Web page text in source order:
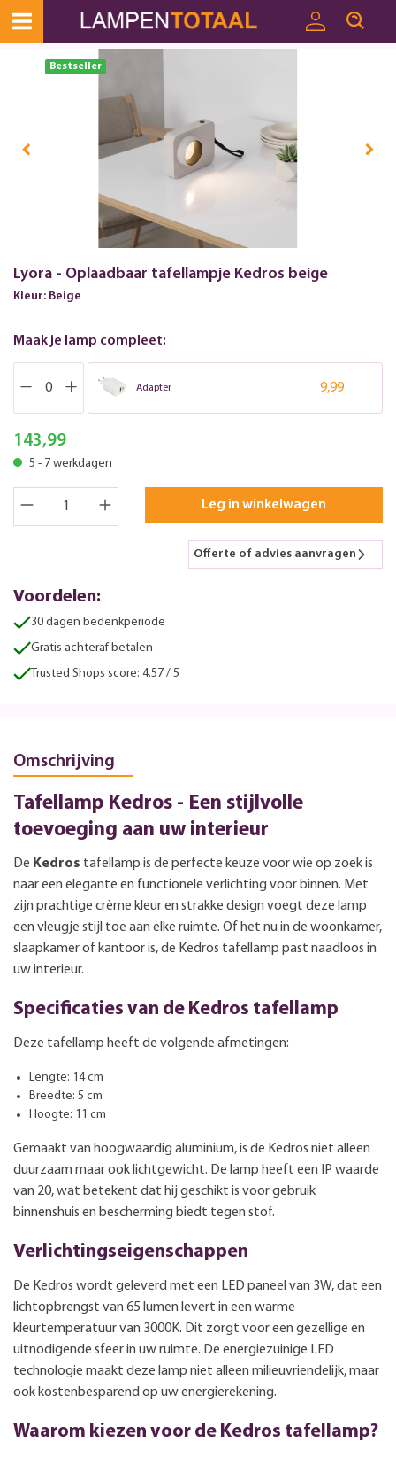
Bestseller
Lyora - Oplaadbaar tafellampje Kedros beige
Kleur: Beige
Maak je lamp compleet:
Adapter 9,99
143,99
5 - 7 werkdagen
Leg in winkelwagen
Offerte of advies aanvragen
Voordelen:
30 dagen bedenkperiode
Gratis achteraf betalen
Trusted Shops score: 4.57 / 5
Omschrijving
Tafellamp Kedros - Een stijlvolle
toevoeging aan uw interieur
De Kedros tafellamp is de perfecte keuze voor wie op zoek is
naar een elegante en functionele verlichting voor binnen. Met
zijn prachtige crème kleur en strakke design voegt deze lamp
een vleugje stijl toe aan elke ruimte. Of het nu in de woonkamer,
slaapkamer of kantoor is, de Kedros tafellamp past naadloos in
uw interieur.
Specificaties van de Kedros tafellamp
Deze tafellamp heeft de volgende afmetingen:
Lengte: 14 cm
Breedte: 5 cm
Hoogte: 11 cm
Gemaakt van hoogwaardig aluminium, is de Kedros niet alleen
duurzaam maar ook lichtgewicht. De lamp heeft een IP waarde
van 20, wat betekent dat hij geschikt is voor gebruik
binnenshuis en bescherming biedt tegen stof.
Verlichtingseigenschappen
De Kedros wordt geleverd met een LED paneel van 3W, dat een
lichtopbrengst van 65 lumen levert in een warme
kleurtemperatuur van 3000K. Dit zorgt voor een gezellige en
uitnodigende sfeer in uw ruimte. De energiezuinige LED
technologie maakt deze lamp niet alleen milieuvriendelijk, maar
ook kostenbesparend op uw energierekening.
Waarom kiezen voor de Kedros tafellamp?